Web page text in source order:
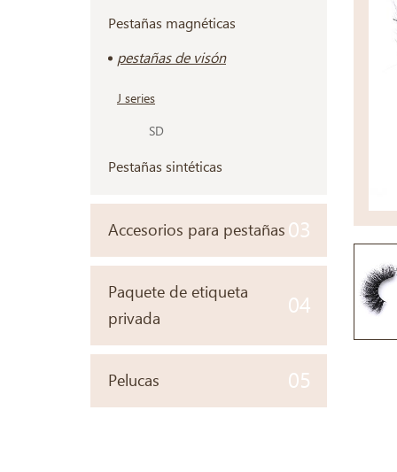
Pestañas magnéticas
pestañas de visón
J series
SD
Pestañas sintéticas
Accesorios para pestañas 03
Paquete de etiqueta
privada
04
Pelucas 05